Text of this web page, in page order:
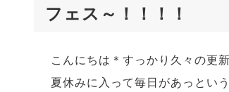
フェス～！！！！
こんにちは＊すっかり久々の更
夏休みに入って毎日があっとい